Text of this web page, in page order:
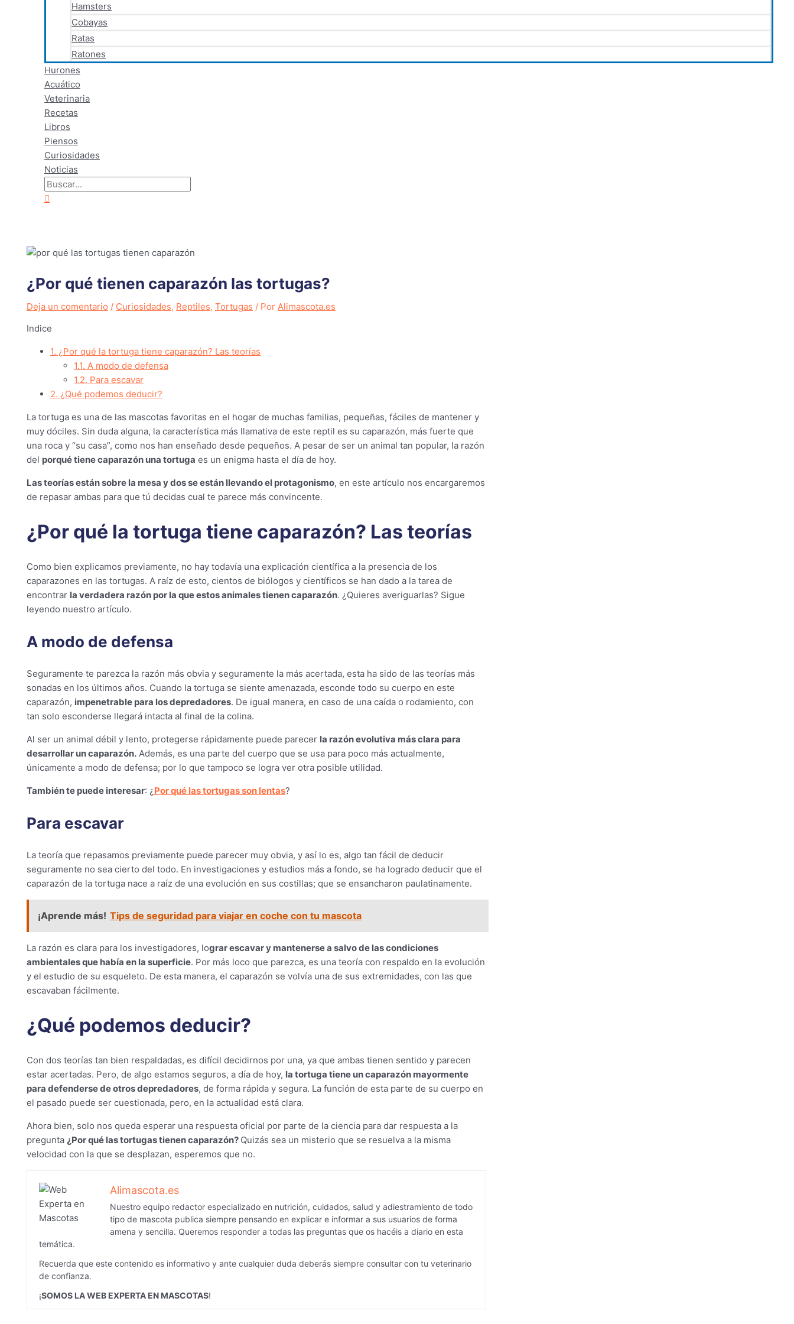
Hamsters
Cobayas
Ratas
Ratones
Hurones
Acuático
Veterinaria
Recetas
Libros
Piensos
Curiosidades
Noticias
Buscar
por:
¿Por qué tienen caparazón las tortugas?
Deja un comentario / Curiosidades, Reptiles, Tortugas / Por Alimascota.es
Indice
1. ¿Por qué la tortuga tiene caparazón? Las teorías
1.1. A modo de defensa
1.2. Para escavar
2. ¿Qué podemos deducir?
La tortuga es una de las mascotas favoritas en el hogar de muchas familias, pequeñas, fáciles de mantener y
muy dóciles. Sin duda alguna, la característica más llamativa de este reptil es su caparazón, más fuerte que
una roca y “su casa”, como nos han enseñado desde pequeños. A pesar de ser un animal tan popular, la razón
del porqué tiene caparazón una tortuga es un enigma hasta el día de hoy.
Las teorías están sobre la mesa y dos se están llevando el protagonismo, en este artículo nos encargaremos
de repasar ambas para que tú decidas cual te parece más convincente.
¿Por qué la tortuga tiene caparazón? Las teorías
Como bien explicamos previamente, no hay todavía una explicación científica a la presencia de los
caparazones en las tortugas. A raíz de esto, cientos de biólogos y científicos se han dado a la tarea de
encontrar la verdadera razón por la que estos animales tienen caparazón. ¿Quieres averiguarlas? Sigue
leyendo nuestro artículo.
A modo de defensa
Seguramente te parezca la razón más obvia y seguramente la más acertada, esta ha sido de las teorías más
sonadas en los últimos años. Cuando la tortuga se siente amenazada, esconde todo su cuerpo en este
caparazón, impenetrable para los depredadores. De igual manera, en caso de una caída o rodamiento, con
tan solo esconderse llegará intacta al final de la colina.
Al ser un animal débil y lento, protegerse rápidamente puede parecer la razón evolutiva más clara para
desarrollar un caparazón. Además, es una parte del cuerpo que se usa para poco más actualmente,
únicamente a modo de defensa; por lo que tampoco se logra ver otra posible utilidad.
También te puede interesar: ¿ Por qué las tortugas son lentas?
Para escavar
La teoría que repasamos previamente puede parecer muy obvia, y así lo es, algo tan fácil de deducir
seguramente no sea cierto del todo. En investigaciones y estudios más a fondo, se ha logrado deducir que el
caparazón de la tortuga nace a raíz de una evolución en sus costillas; que se ensancharon paulatinamente.
¡Aprende más! Tips de seguridad para viajar en coche con tu mascota
La razón es clara para los investigadores, lograr escavar y mantenerse a salvo de las condiciones
ambientales que había en la superficie. Por más loco que parezca, es una teoría con respaldo en la evolución
y el estudio de su esqueleto. De esta manera, el caparazón se volvía una de sus extremidades, con las que
escavaban fácilmente.
¿Qué podemos deducir?
Con dos teorías tan bien respaldadas, es difícil decidirnos por una, ya que ambas tienen sentido y parecen
estar acertadas. Pero, de algo estamos seguros, a día de hoy, la tortuga tiene un caparazón mayormente
para defenderse de otros depredadores, de forma rápida y segura. La función de esta parte de su cuerpo en
el pasado puede ser cuestionada, pero, en la actualidad está clara.
Ahora bien, solo nos queda esperar una respuesta oficial por parte de la ciencia para dar respuesta a la
pregunta ¿Por qué las tortugas tienen caparazón? Quizás sea un misterio que se resuelva a la misma
velocidad con la que se desplazan, esperemos que no.
Alimascota.es
Nuestro equipo redactor especializado en nutrición, cuidados, salud y adiestramiento de todo
tipo de mascota publica siempre pensando en explicar e informar a sus usuarios de forma
amena y sencilla. Queremos responder a todas las preguntas que os hacéis a diario en esta
temática.
Recuerda que este contenido es informativo y ante cualquier duda deberás siempre consultar con tu veterinario
de confianza.
¡SOMOS LA WEB EXPERTA EN MASCOTAS!